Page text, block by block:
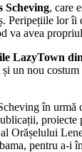
Scheving, care
lor îi
va avea
LazyTown
un nou
în
proiecte
Orășelului
pentru a-i